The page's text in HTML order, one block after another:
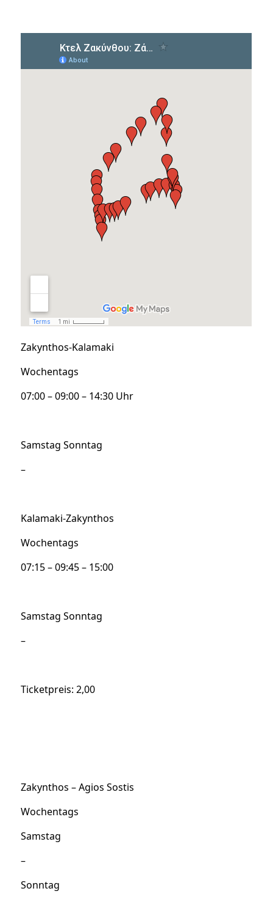
Zakynthos-Kalamaki
Wochentags
07:00 – 09:00 – 14:30 Uhr
Samstag Sonntag
–
Kalamaki-Zakynthos
Wochentags
07:15 – 09:45 – 15:00
Samstag Sonntag
–
Ticketpreis: 2,00
Zakynthos – Agios Sostis
Wochentags
Samstag
–
Sonntag